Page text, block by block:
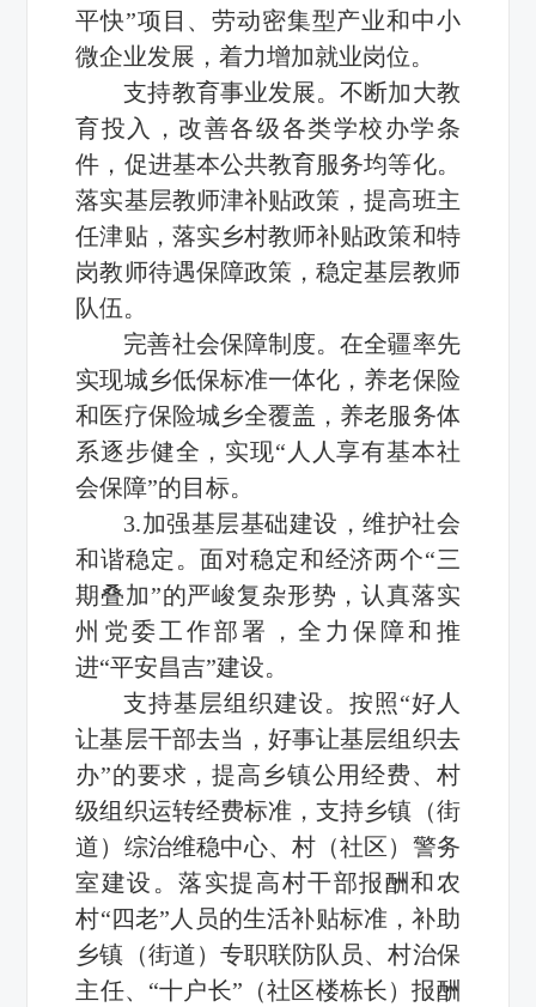
平快”项目、劳动密集型产业和中小
微企业发展，着力增加就业岗位。
支持教育事业发展。不断加大教
育投入，改善各级各类学校办学条
件，促进基本公共教育服务均等化。
落实基层教师津补贴政策，提高班主
任津贴，落实乡村教师补贴政策和特
岗教师待遇保障政策，稳定基层教师
队伍。
完善社会保障制度。在全疆率先
实现城乡低保标准一体化，养老保险
和医疗保险城乡全覆盖，养老服务体
系逐步健全，实现“人人享有基本社
会保障”的目标。
3.加强基层基础建设，维护社会
和谐稳定。面对稳定和经济两个“三
期叠加”的严峻复杂形势，认真落实
州党委工作部署，全力保障和推
进“平安昌吉”建设。
支持基层组织建设。按照“好人
让基层干部去当，好事让基层组织去
办”的要求，提高乡镇公用经费、村
级组织运转经费标准，支持乡镇（街
道）综治维稳中心、村（社区）警务
室建设。落实提高村干部报酬和农
村“四老”人员的生活补贴标准，补助
乡镇（街道）专职联防队员、村治保
主任、“十户长”（社区楼栋长）报酬